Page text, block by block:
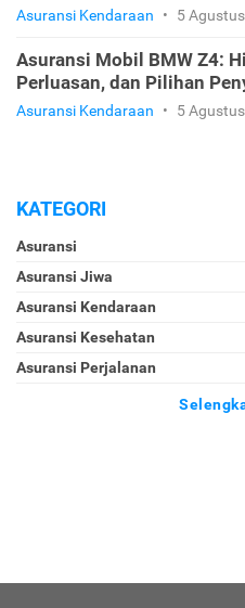
Asuransi Kendaraan • 5
Asuransi Mobil BMW Z4:
Perluasan, dan Pilihan
Asuransi Kendaraan • 5
KATEGORI
Asuransi
Asuransi Jiwa
Asuransi Kendaraan
Asuransi Kesehatan
Asuransi Perjalanan